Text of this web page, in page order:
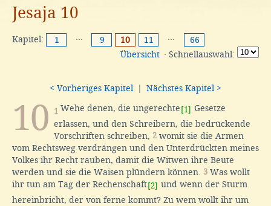
Jesaja 10
Kapitel: 1 ··· 9 10 11 ···
66
Übersicht · Schnellauswahl:
< Vorheriges Kapitel Nächstes Kapitel >
10 1 Wehe denen, die ungerechte [1] Gesetze
erlassen, und den Schreibern, die bedrückende
Vorschriften schreiben, 2 womit sie die Armen
vom Rechtsweg verdrängen und den Unterdrückten meines
Volkes ihr Recht rauben, damit die Witwen ihre Beute
werden und sie die Waisen plündern können. 3 Was wollt
ihr tun am Tag der Rechenschaft [2] und wenn der Sturm
hereinbricht, der von ferne kommt? Zu wem wollt ihr um